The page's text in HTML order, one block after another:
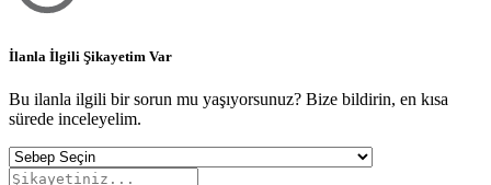
İlanla İlgili Şikayetim Var
Bu ilanla ilgili bir sorun mu yaşıyorsunuz? Bize bildirin, en kısa
sürede inceleyelim.